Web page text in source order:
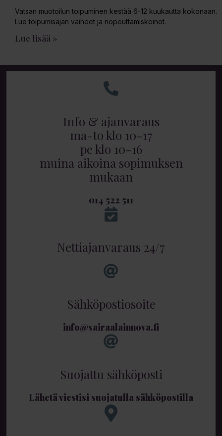
Vatsan muotoilun toipuminen kestää 6-12 kuukautta kokonaan.
Lue toipumisajan vaiheet ja nopeuttamiskeinot.
Lue lisää »
Info & ajanvaraus
ma-to klo 10-17
pe klo 10-16
muina aikoina sopimuksen
mukaan
014 522 511
Nettiajanvaraus 24/7
Sähköpostiosoite
info@sairaalainnova.fi
Suojattu sähköposti
Lähetä viestisi suojatulla sähköpostilla